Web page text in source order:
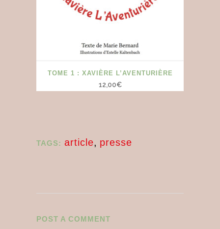
TOME 1 : XAVIÈRE L’AVENTURIÈRE
12,00€
TAGS: article, presse
POST A COMMENT